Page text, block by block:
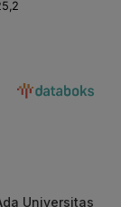
Universitas